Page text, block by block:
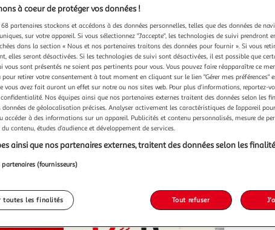
True
magasin
(12)
LEGOLEGO Star Wars 75389 Le
Faucon Noir - Véhicule à Construire
pour Enfants dès 10 ans
144,99€ / pce
Vendu parAuchan
Livr. ou retrait dès 4/5 jours
144,99€
71498 -
14,40€ /
Vendu par
14,40€
Meilleure
à coeur de protéger vos données !
partenaires stockons et accédons à des données personnelles, telles que des données de
sur votre appareil. Si vous sélectionnez "J'accepte", les technologies de suivi prendront
dans la section « Nous et nos partenaires traitons des données pour fournir ». Si vous
elles seront désactivées. Si les technologies de suivi sont désactivées, il est possible que
vous sont présentés ne soient pas pertinents pour vous. Vous pouvez faire réapparaître ce
pour retirer votre consentement à tout moment en cliquant sur le lien "Gérer mes préférences"
vous avez fait auront un effet sur notre ou nos sites web. Pour plus d’informations, reportez-
Nos équipes ainsi que nos partenaires externes traitent des données selon les
de géolocalisation précises. Analyser activement les caractéristiques de l’appareil
accéder à des informations sur un appareil. Publicités et contenu personnalisés, mesure de
contenu, études d’audience et développement de services.
ainsi que nos partenaires externes, traitent des données selon les
partenaires (fournisseurs)
toutes les finalités Tout refuser